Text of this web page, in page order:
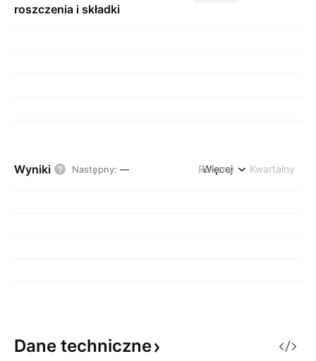
roszczenia i składki
Wyniki Następny: — Roczny Kwartalny
Więcej
Dane techniczne